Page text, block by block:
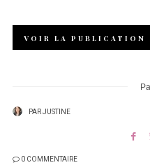
VOIR LA PUBLICATION
PARJUSTINE
0 COMMENTAIRE